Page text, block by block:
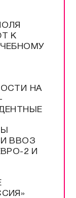
К
НА
ВВОЗ
2 И